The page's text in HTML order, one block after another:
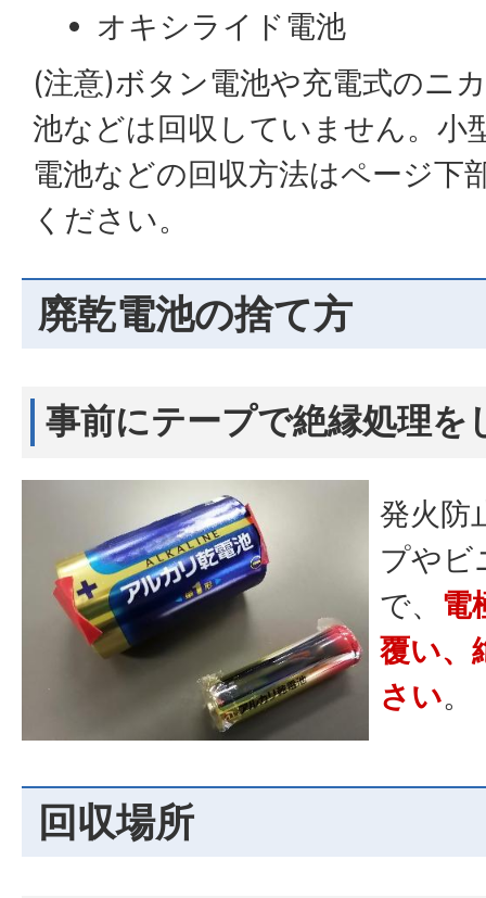
オキシライド電池
(注意)ボタン電池や充電式のニ
池などは回収していません。小
電池などの回収方法はページ下
ください。
廃乾電池の捨て方
事前にテープで絶縁処理を
発火防
プやビ
で、 電
覆い、
さい。
回収場所